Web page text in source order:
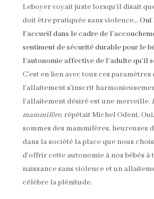
Leboyer voyait juste lorsqu’il disait
doit être pratiquée sans violence… Oui
l’accueil dans le cadre de
sentiment de sécurité durable pour le
l’autonomie affective de l’adulte qu’il
C’est en lien avec tous ces paramètres
l’allaitement s’inscrit
l’allaitement désiré est une merveille.
mammifère, répétait Michel Odent.
sommes des mammifères, heureuses
dans la société la place que nous
d’offrir cette autonomie à nos bébés à
naissance sans violence et un
célèbre la plénitude.